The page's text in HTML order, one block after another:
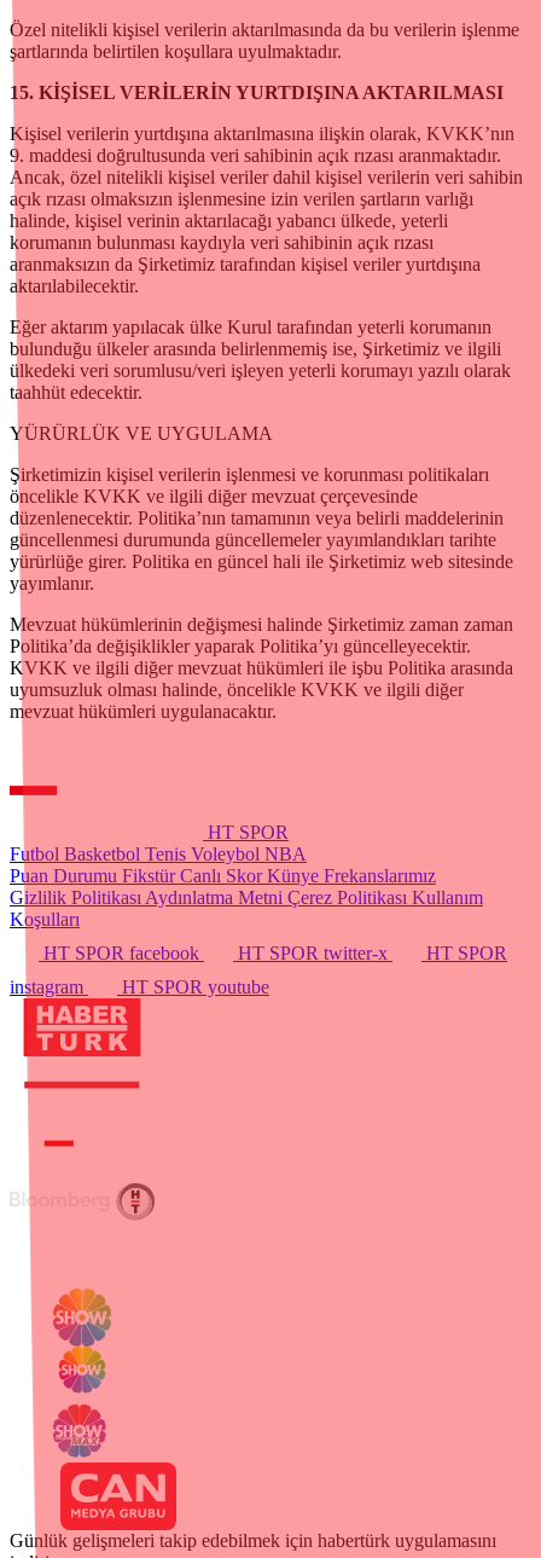
Özel nitelikli kişisel verilerin aktarılmasında da bu verilerin işlenme
şartlarında belirtilen koşullara uyulmaktadır.
15. KİŞİSEL VERİLERİN YURTDIŞINA AKTARILMASI
Kişisel verilerin yurtdışına aktarılmasına ilişkin olarak, KVKK’nın
9. maddesi doğrultusunda veri sahibinin açık rızası aranmaktadır.
Ancak, özel nitelikli kişisel veriler dahil kişisel verilerin veri sahibin
açık rızası olmaksızın işlenmesine izin verilen şartların varlığı
halinde, kişisel verinin aktarılacağı yabancı ülkede, yeterli
korumanın bulunması kaydıyla veri sahibinin açık rızası
aranmaksızın da Şirketimiz tarafından kişisel veriler yurtdışına
aktarılabilecektir.
Eğer aktarım yapılacak ülke Kurul tarafından yeterli korumanın
bulunduğu ülkeler arasında belirlenmemiş ise, Şirketimiz ve ilgili
ülkedeki veri sorumlusu/veri işleyen yeterli korumayı yazılı olarak
taahhüt edecektir.
YÜRÜRLÜK VE UYGULAMA
Şirketimizin kişisel verilerin işlenmesi ve korunması politikaları
öncelikle KVKK ve ilgili diğer mevzuat çerçevesinde
düzenlenecektir. Politika’nın tamamının veya belirli maddelerinin
güncellenmesi durumunda güncellemeler yayımlandıkları tarihte
yürürlüğe girer. Politika en güncel hali ile Şirketimiz web sitesinde
yayımlanır.
Mevzuat hükümlerinin değişmesi halinde Şirketimiz zaman zaman
Politika’da değişiklikler yaparak Politika’yı güncelleyecektir.
KVKK ve ilgili diğer mevzuat hükümleri ile işbu Politika arasında
uyumsuzluk olması halinde, öncelikle KVKK ve ilgili diğer
mevzuat hükümleri uygulanacaktır.
HT SPOR
Futbol Basketbol Tenis Voleybol NBA
Puan Durumu FikstürCanlı SkorKünye Frekanslarımız
Gizlilik Politikası Aydınlatma Metni Çerez Politikası Kullanım
Koşulları
HT SPOR facebook
HT SPOR twitter-x
HT SPOR
instagram
HT SPOR youtube
Günlük gelişmeleri takip edebilmek için habertürk uygulamasını